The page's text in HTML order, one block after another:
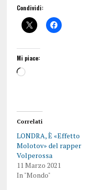
Condividi:
Mi piace:
Correlati
LONDRA, È «Effetto
Molotov» del rapper
Volperossa
11 Marzo 2021
In "Mondo"